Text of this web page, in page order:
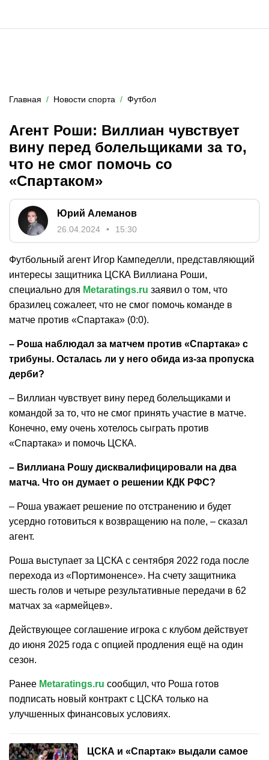
Главная Новости спорта Футбол
Агент Роши: Виллиан чувствует
вину перед болельщиками за то,
что не смог помочь со
«Спартаком»
Юрий Алеманов
26.04.2024 15:30
Футбольный агент Игор Кампеделли, представляющий
интересы защитника ЦСКА Виллиана Роши,
специально для Metaratings.ru заявил о том, что
бразилец сожалеет, что не смог помочь команде в
матче против «Спартака» (0:0).
– Роша наблюдал за матчем против «Спартака» с
трибуны. Осталась ли у него обида из-за пропуска
дерби?
– Виллиан чувствует вину перед болельщиками и
командой за то, что не смог принять участие в матче.
Конечно, ему очень хотелось сыграть против
«Спартака» и помочь ЦСКА.
– Виллиана Рошу дисквалифицировали на два
матча. Что он думает о решении КДК РФС?
– Роша уважает решение по отстранению и будет
усердно готовиться к возвращению на поле, – сказал
агент.
Роша выступает за ЦСКА с сентября 2022 года после
перехода из «Портимоненсе». На счету защитника
шесть голов и четыре результативные передачи в 62
матчах за «армейцев».
Действующее соглашение игрока с клубом действует
до июня 2025 года с опцией продления ещё на один
сезон.
Ранее Metaratings.ru сообщил, что Роша готов
подписать новый контракт с ЦСКА только на
улучшенных финансовых условиях.
ЦСКА и «Спартак» выдали самое